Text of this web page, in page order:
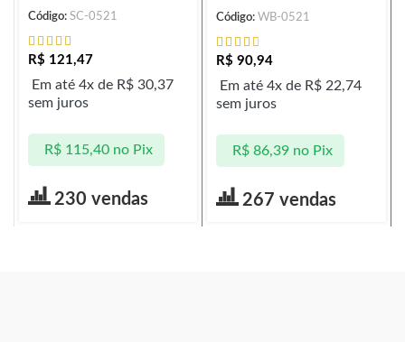
Código: SC-0521
R$ 121,47
Em até 4x de R$ 30,37
sem juros
R$115,40 no Pix
230 vendas
Código: WB-0521
R$ 90,94
Em até 4x de R$ 22,74
sem juros
R$86,39 no Pix
267 vendas